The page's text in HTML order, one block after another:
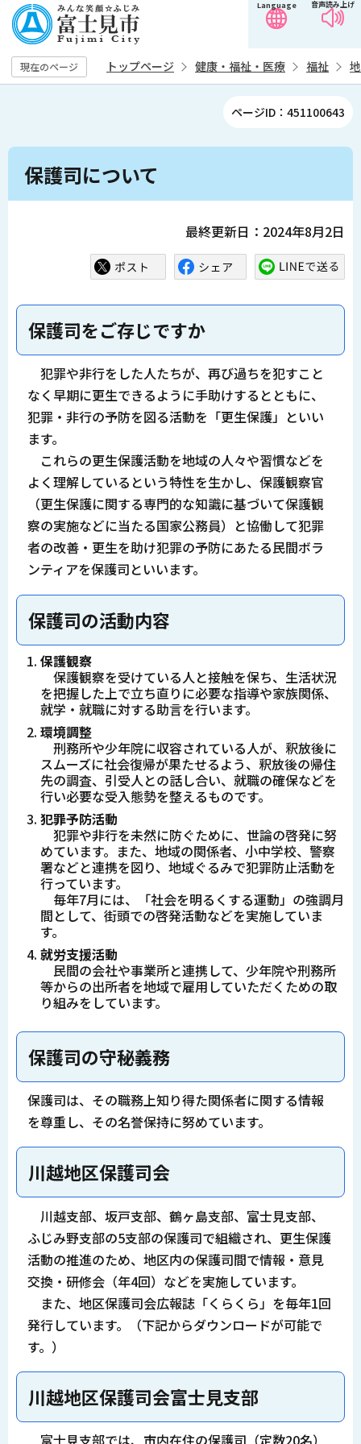
の
ペ
ー
す
音声読み上げ
Language
現在のページ トップページ 健康・福祉・医療 福祉
ページID：451100643
本
保護司について
最終更新日：2024年8月2日
保護司をご存じですか
犯罪や非行をした人たちが、再び過ちを犯すこと
なく早期に更生できるように手助けするとともに、
犯罪・非行の予防を図る活動を「更生保護」といい
ます。
これらの更生保護活動を地域の人々や習慣などを
よく理解しているという特性を生かし、保護観察官
（更生保護に関する専門的な知識に基づいて保護観
察の実施などに当たる国家公務員）と協働して犯罪
者の改善・更生を助け犯罪の予防にあたる民間ボラ
ンティアを保護司といいます。
保護司の活動内容
保護観察
保護観察を受けている人と接触を保ち、生活状況
を把握した上で立ち直りに必要な指導や家族関係、
就学・就職に対する助言を行います。
環境調整
刑務所や少年院に収容されている人が、釈放後に
スムーズに社会復帰が果たせるよう、釈放後の帰住
先の調査、引受人との話し合い、就職の確保などを
行い必要な受入態勢を整えるものです。
犯罪予防活動
犯罪や非行を未然に防ぐために、世論の啓発に努
めています。また、地域の関係者、小中学校、警察
署などと連携を図り、地域ぐるみで犯罪防止活動を
行っています。
毎年7月には、「社会を明るくする運動」の強調月
間として、街頭での啓発活動などを実施していま
す。
就労支援活動
民間の会社や事業所と連携して、少年院や刑務所
等からの出所者を地域で雇用していただくための取
り組みをしています。
保護司の守秘義務
保護司は、その職務上知り得た関係者に関する情報
を尊重し、その名誉保持に努めています。
川越地区保護司会
川越支部、坂戸支部、鶴ヶ島支部、富士見支部、
ふじみ野支部の5支部の保護司で組織され、更生保護
活動の推進のため、地区内の保護司間で情報・意見
交換・研修会（年4回）などを実施しています。
また、地区保護司会広報誌「くらくら」を毎年1回
発行しています。（下記からダウンロードが可能で
す。）
川越地区保護司会富士見支部